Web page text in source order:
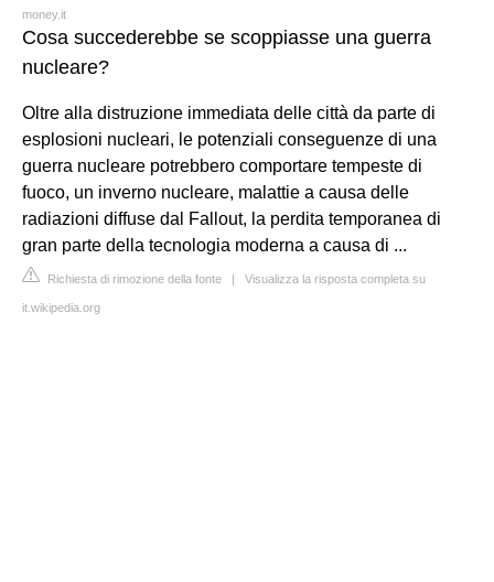
money.it
Cosa succederebbe se scoppiasse una guerra
nucleare?
Oltre alla distruzione immediata delle città da parte di
esplosioni nucleari, le potenziali conseguenze di una
guerra nucleare potrebbero comportare tempeste di
fuoco, un inverno nucleare, malattie a causa delle
radiazioni diffuse dal Fallout, la perdita temporanea di
gran parte della tecnologia moderna a causa di ...
Richiesta di rimozione della fonte | Visualizza la risposta completa su
it.wikipedia.org